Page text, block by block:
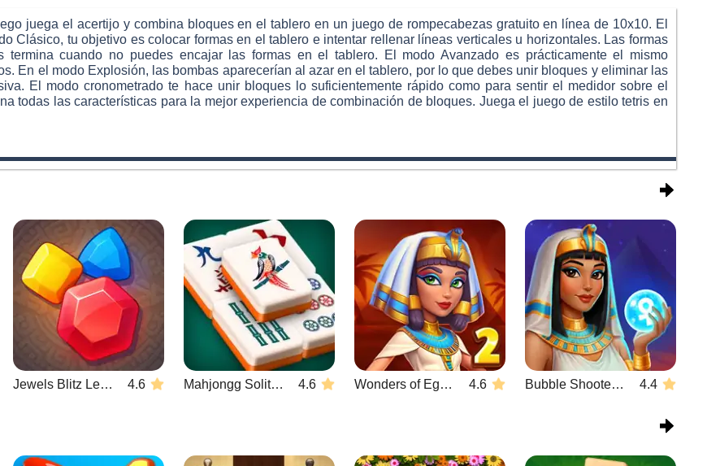
juega el acertijo y combina bloques en el tablero en un juego de rompecabezas gratuito en línea de 10x10. El
Clásico, tu objetivo es colocar formas en el tablero e intentar rellenar líneas verticales u horizontales. Las formas
cuando no puedes encajar las formas en el tablero. El modo Avanzado es prácticamente el mismo
En el modo Explosión, las bombas aparecerían al azar en el tablero, por lo que debes unir bloques y eliminar las
El modo cronometrado te hace unir bloques lo suficientemente rápido como para sentir el medidor sobre el
todas las características para la mejor experiencia de combinación de bloques. Juega el juego de estilo tetris en
Jewels Blitz Legends 4.6 Mahjongg Solitaire 4.6 Wonders of Egypt Match 2 4.6 Bubble Shooter Wonders of Egypt 4.4